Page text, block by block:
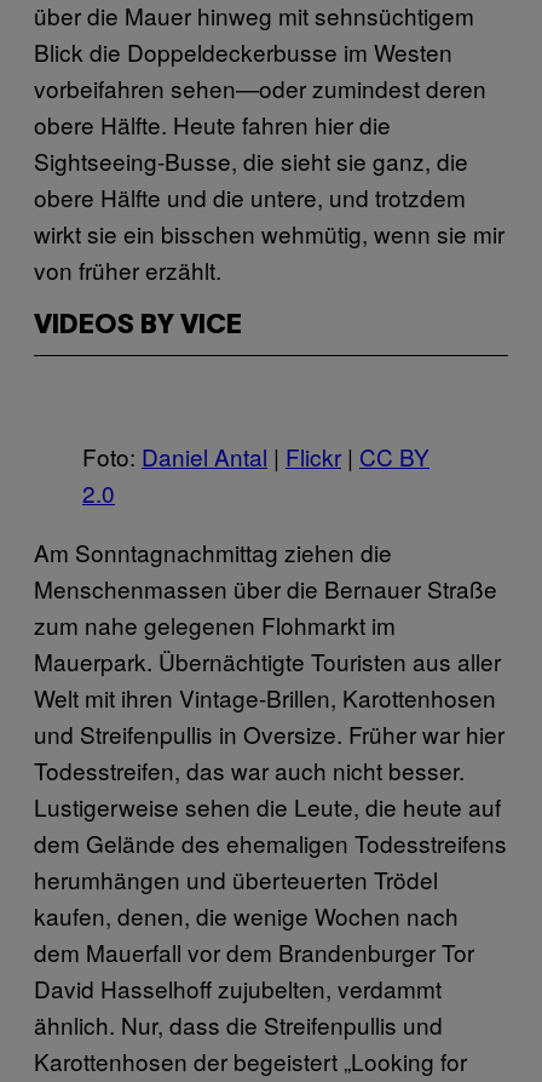
über die Mauer hinweg mit sehnsüchtigem
Blick die Doppeldeckerbusse im Westen
vorbeifahren sehen—oder zumindest deren
obere Hälfte. Heute fahren hier die
Sightseeing-Busse, die sieht sie ganz, die
obere Hälfte und die untere, und trotzdem
wirkt sie ein bisschen wehmütig, wenn sie mir
von früher erzählt.
VIDEOS BY VICE
Foto: ​Daniel Antal | ​Flickr | ​CC BY
2.0
Am Sonntagnachmittag ziehen die
Menschenmassen über die Bernauer Straße
zum nahe gelegenen Flohmarkt im
Mauerpark. Übernächtigte Touristen aus aller
Welt mit ihren Vintage-Brillen, Karottenhosen
und Streifenpullis in Oversize. Früher war hier
Todesstreifen, das war auch nicht besser.
Lustigerweise sehen die Leute, die heute auf
dem Gelände des ehemaligen Todesstreifens
herumhängen und überteuerten Trödel
kaufen, denen, die wenige Wochen nach
dem Mauerfall vor dem Brandenburger Tor
David Hasselhoff zujubelten, verdammt
ähnlich. Nur, dass die Streifenpullis und
Karottenhosen der begeistert „Looking for